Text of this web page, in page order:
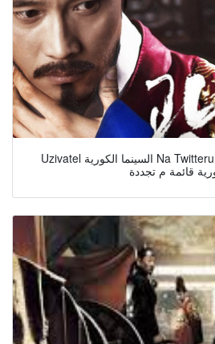
Uzivatel السينما الكورية Na Twitteru أفضل الأفلام التاريخية
قائمة م تجددة